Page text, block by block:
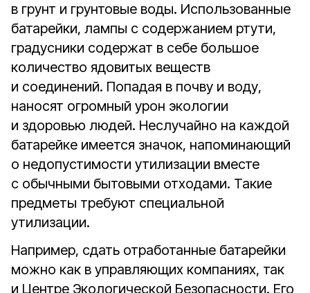
в грунт и грунтовые воды. Использованные
батарейки, лампы с содержанием ртути,
градусники содержат в себе большое
количество ядовитых веществ
и соединений. Попадая в почву и воду,
наносят огромный урон экологии
и здоровью людей. Неслучайно на каждой
батарейке имеется значок, напоминающий
о недопустимости утилизации вместе
с обычными бытовыми отходами. Такие
предметы требуют специальной
утилизации.
Например, сдать отработанные батарейки
можно как в управляющих компаниях, так
и Центре Экологической Безопасности. Его